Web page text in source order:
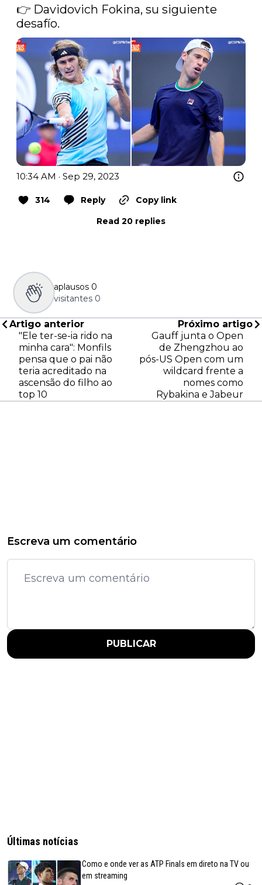
👉 Davidovich Fokina, su siguiente
desafío.
10:34 AM · Sep 29, 2023
314 Reply
Copy link
Read 20 replies
aplausos 0
visitantes 0
Artigo anterior
"Ele ter-se-ia rido na
minha cara": Monfils
pensa que o pai não
teria acreditado na
ascensão do filho ao
top 10
Próximo artigo
Gauff junta o Open
de Zhengzhou ao
pós-US Open com um
wildcard frente a
nomes como
Rybakina e Jabeur
Escreva um comentário
PUBLICAR
Últimas notícias
Como e onde ver as ATP Finals em direto na TV ou
em streaming